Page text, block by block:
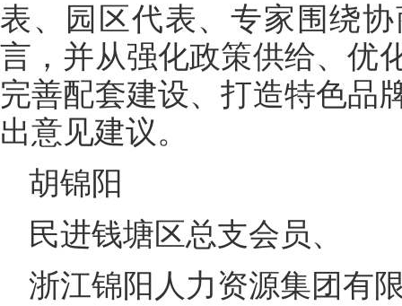
表、园区代表、专家围绕
言，并从强化政策供给、优
完善配套建设、打造特色品
出意见建议。
胡锦阳
民进钱塘区总支会员、
浙江锦阳人力资源集团有